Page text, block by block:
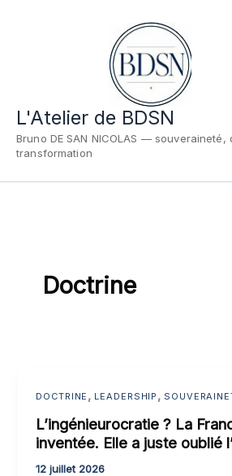
L'Atelier de BDSN
Bruno DE SAN NICOLAS — souveraineté,
transformation
Doctrine
DOCTRINE , LEADERSHIP ,
L’ingénieurocratie ? La
inventée. Elle a juste oublié
12 juillet 2026